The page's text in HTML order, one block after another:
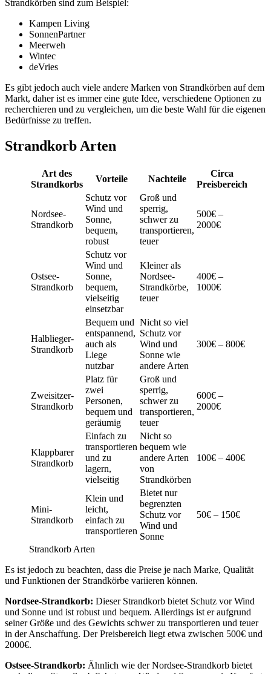
Strandkörben sind zum Beispiel:
Kampen Living
SonnenPartner
Meerweh
Wintec
deVries
Es gibt jedoch auch viele andere Marken von Strandkörben auf dem
Markt, daher ist es immer eine gute Idee, verschiedene Optionen zu
recherchieren und zu vergleichen, um die beste Wahl für die eigenen
Bedürfnisse zu treffen.
Strandkorb Arten
Art des
Strandkorbs
Vorteile Nachteile
Circa
Preisbereich
Nordsee-
Strandkorb
Schutz vor
Wind und
Sonne,
bequem,
robust
Groß und
sperrig,
schwer zu
transportieren,
teuer
500€ –
2000€
Ostsee-
Strandkorb
Schutz vor
Wind und
Sonne,
bequem,
vielseitig
einsetzbar
Kleiner als
Nordsee-
Strandkörbe,
teuer
400€ –
1000€
Halblieger-
Strandkorb
Bequem und
entspannend,
auch als
Liege
nutzbar
Nicht so viel
Schutz vor
Wind und
Sonne wie
andere Arten
300€ – 800€
Zweisitzer-
Strandkorb
Platz für
zwei
Personen,
bequem und
geräumig
Groß und
sperrig,
schwer zu
transportieren,
teuer
600€ –
2000€
Klappbarer
Strandkorb
Einfach zu
transportieren
und zu
lagern,
vielseitig
Nicht so
bequem wie
andere Arten
von
Strandkörben
100€ – 400€
Mini-
Strandkorb
Klein und
leicht,
einfach zu
transportieren
Bietet nur
begrenzten
Schutz vor
Wind und
Sonne
50€ – 150€
Strandkorb Arten
Es ist jedoch zu beachten, dass die Preise je nach Marke, Qualität
und Funktionen der Strandkörbe variieren können.
Nordsee-Strandkorb: Dieser Strandkorb bietet Schutz vor Wind
und Sonne und ist robust und bequem. Allerdings ist er aufgrund
seiner Größe und des Gewichts schwer zu transportieren und teuer
in der Anschaffung. Der Preisbereich liegt etwa zwischen 500€ und
2000€.
Ostsee-Strandkorb: Ähnlich wie der Nordsee-Strandkorb bietet